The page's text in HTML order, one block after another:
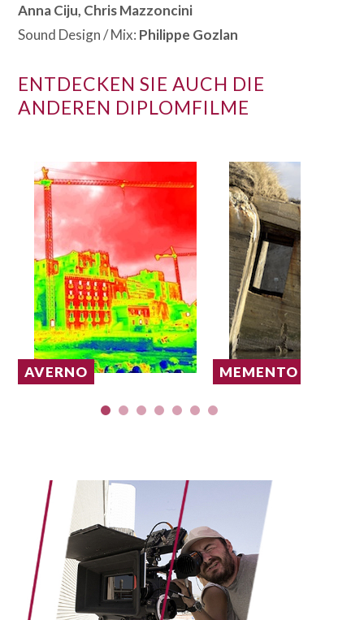
Anna Ciju, Chris Mazzoncini
Sound Design / Mix: Philippe Gozlan
ENTDECKEN SIE AUCH DIE
ANDEREN DIPLOMFILME
AVERNO MEMENTO MURI